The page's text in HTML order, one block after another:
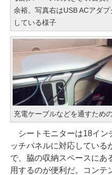
余裕。写真右はUSB ACアダ
している様子
充電ケーブルなどを通すため
シートモニターは18イン
ッチパネルに対応している
で、脇の収納スペースにあ
用するのが便利だ。コンテ